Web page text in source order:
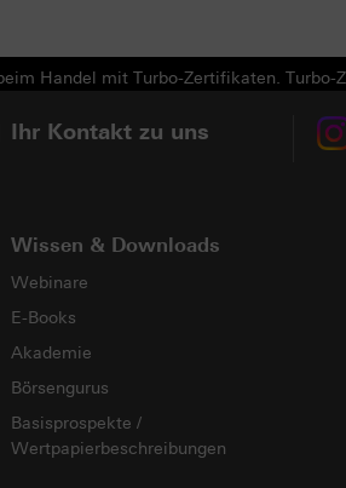
Handel mit Turbo-Zertifikaten.
Ihr Kontakt zu uns
Wissen & Downloads
Webinare
E-Books
Akademie
Börsengurus
Basisprospekte /
Wertpapierbeschreibungen